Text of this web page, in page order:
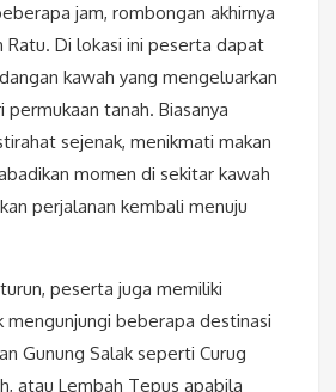
jam, rombongan akhirnya
Ratu. Di lokasi ini peserta dapat
kawah yang mengeluarkan
tanah. Biasanya
sejenak, menikmati makan
momen di sekitar kawah
perjalanan kembali menuju
peserta juga memiliki
mengunjungi beberapa destinasi
Gunung Salak seperti Curug
atau Lembah Tepus apabila